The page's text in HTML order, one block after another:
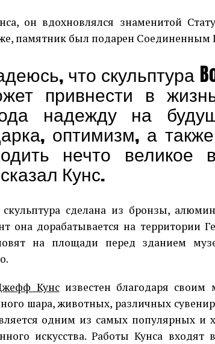
он вдохновлялся знаменитой
памятник был подарен
что скульптура
привнести в
надежду на
оптимизм, а
нечто великое
Кунс.
сделана из бронзы,
она дорабатывается на территории
на площади перед зданием
Кунсизвестен благодаря своим
шара, животных, различных
одним из самых популярных и
искусства. Работы Кунса